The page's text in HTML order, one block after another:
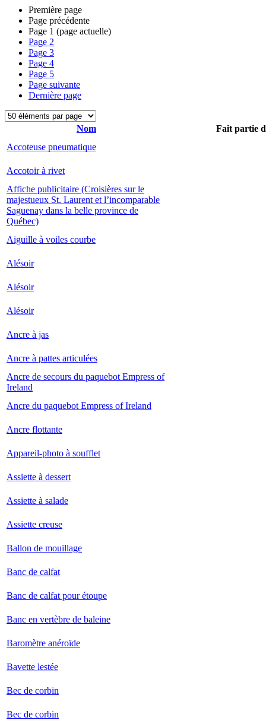
Première page
Page précédente
Page 1 (page actuelle)
Page 2
Page 3
Page 4
Page 5
Page suivante
Dernière page
Nom
Fait partie
Accoteuse pneumatique
Accotoir à rivet
Affiche publicitaire (Croisières sur le
majestueux St. Laurent et l’incomparable
Saguenay dans la belle province de
Québec)
Aiguille à voiles courbe
Alésoir
Alésoir
Alésoir
Ancre à jas
Ancre à pattes articulées
Ancre de secours du paquebot Empress of
Ireland
Ancre du paquebot Empress of Ireland
Ancre flottante
Appareil-photo à soufflet
Assiette à dessert
Assiette à salade
Assiette creuse
Ballon de mouillage
Banc de calfat
Banc de calfat pour étoupe
Banc en vertèbre de baleine
Baromètre anéroïde
Bavette lestée
Bec de corbin
Bec de corbin